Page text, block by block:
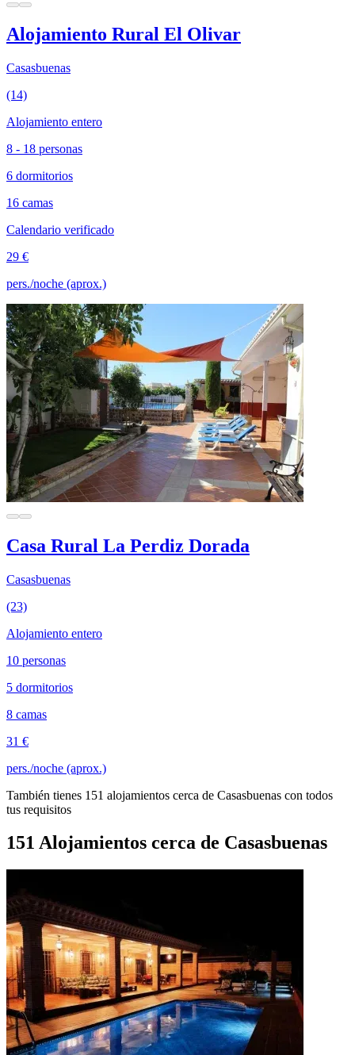
Alojamiento Rural El Olivar
Casasbuenas
(14)
Alojamiento entero
8 - 18 personas
6 dormitorios
16 camas
Calendario verificado
29 €
pers./noche (aprox.)
Casa Rural La Perdiz Dorada
Casasbuenas
(23)
Alojamiento entero
10 personas
5 dormitorios
8 camas
31 €
pers./noche (aprox.)
También tienes 151 alojamientos cerca de Casasbuenas con todos
tus requisitos
151 Alojamientos cerca de Casasbuenas